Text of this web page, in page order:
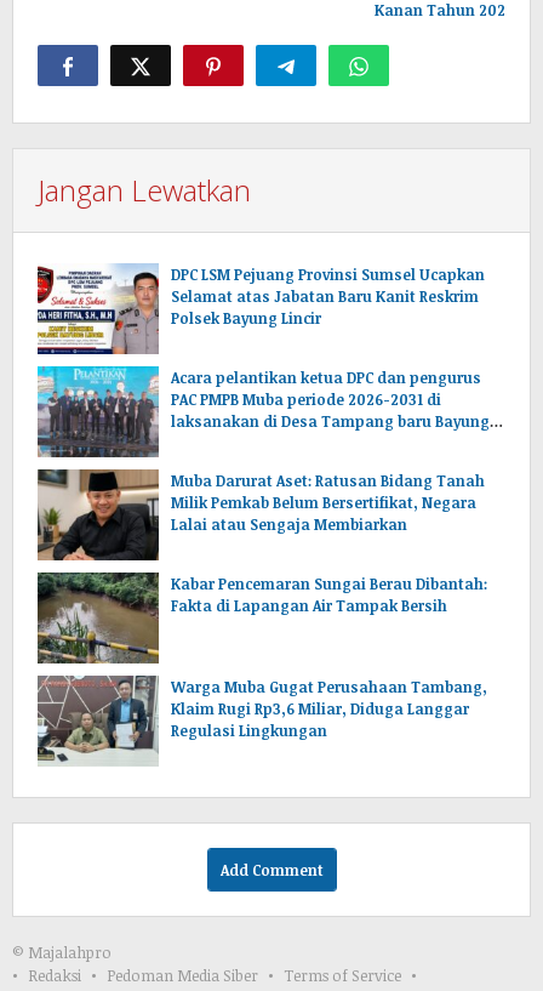
Kanan Tahun 202
Jangan Lewatkan
DPC LSM Pejuang Provinsi Sumsel Ucapkan
Selamat atas Jabatan Baru Kanit Reskrim
Polsek Bayung Lincir
Acara pelantikan ketua DPC dan pengurus
PAC PMPB Muba periode 2026-2031 di
laksanakan di Desa Tampang baru Bayung
Muba Darurat Aset: Ratusan Bidang Tanah
Milik Pemkab Belum Bersertifikat, Negara
Lalai atau Sengaja Membiarkan
Kabar Pencemaran Sungai Berau Dibantah:
Fakta di Lapangan Air Tampak Bersih
Warga Muba Gugat Perusahaan Tambang,
Klaim Rugi Rp3,6 Miliar, Diduga Langgar
Regulasi Lingkungan
Add Comment
© Majalahpro
Redaksi
Pedoman Media Siber
Terms of Service